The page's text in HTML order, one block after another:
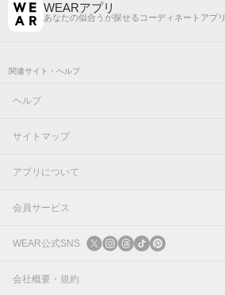
WEARアプリ
あなたの似合うが探せるコーディネートアプリ
関連サイト・ヘルプ
ヘルプ
サイトマップ
アプリについて
会員サービス
ログイン
新規会員登録
WEAR公式SNS
X
会社概要・規約